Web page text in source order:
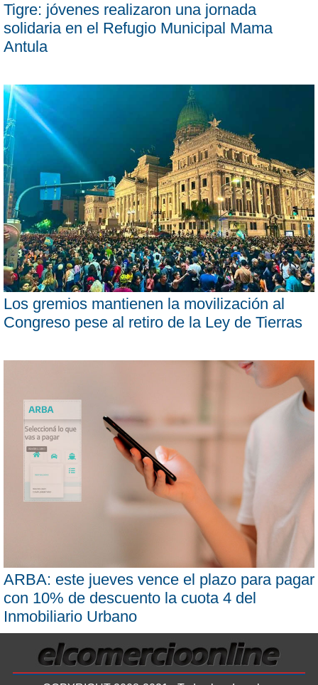
Tigre: jóvenes realizaron una jornada
solidaria en el Refugio Municipal Mama
Antula
Los gremios mantienen la movilización al
Congreso pese al retiro de la Ley de Tierras
ARBA: este jueves vence el plazo para pagar
con 10% de descuento la cuota 4 del
Inmobiliario Urbano